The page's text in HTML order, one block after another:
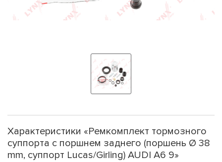
Характеристики «Ремкомплект тормозного
суппорта с поршнем заднего (поршень Ø 38
mm, суппорт Lucas/Girling) AUDI A6 9»